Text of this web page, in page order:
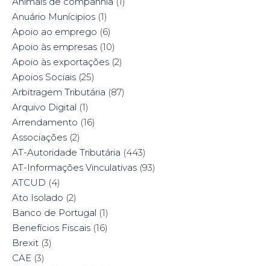
e
w
w
i
n
d
o
w
)
w
w
i
n
d
o
w
)
n
n
d
o
w
Anuário Munícipios (1)
Apoio ao emprego (6)
Apoio às empresas (10)
Apoio às exportações (2)
Apoios Sociais (25)
Arbitragem Tributária (87)
Arquivo Digital (1)
Arrendamento (16)
Associações (2)
AT-Autoridade Tributária (443)
AT-Informações Vinculativas (93)
ATCUD (4)
Ato Isolado (2)
Banco de Portugal (1)
Benefícios Fiscais (16)
Brexit (3)
CAE (3)